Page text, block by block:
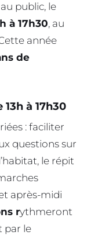
public, le
à 17h30, au
année
de
à 17h30
: faciliter
questions sur
le répit
après-midi
rythmeront
par le